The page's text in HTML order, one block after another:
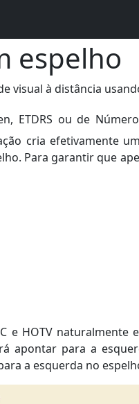
espelho
visual à distância
ETDRS ou de
cria efetivamente
Para garantir que
e HOTV
apontar para a
a esquerda no